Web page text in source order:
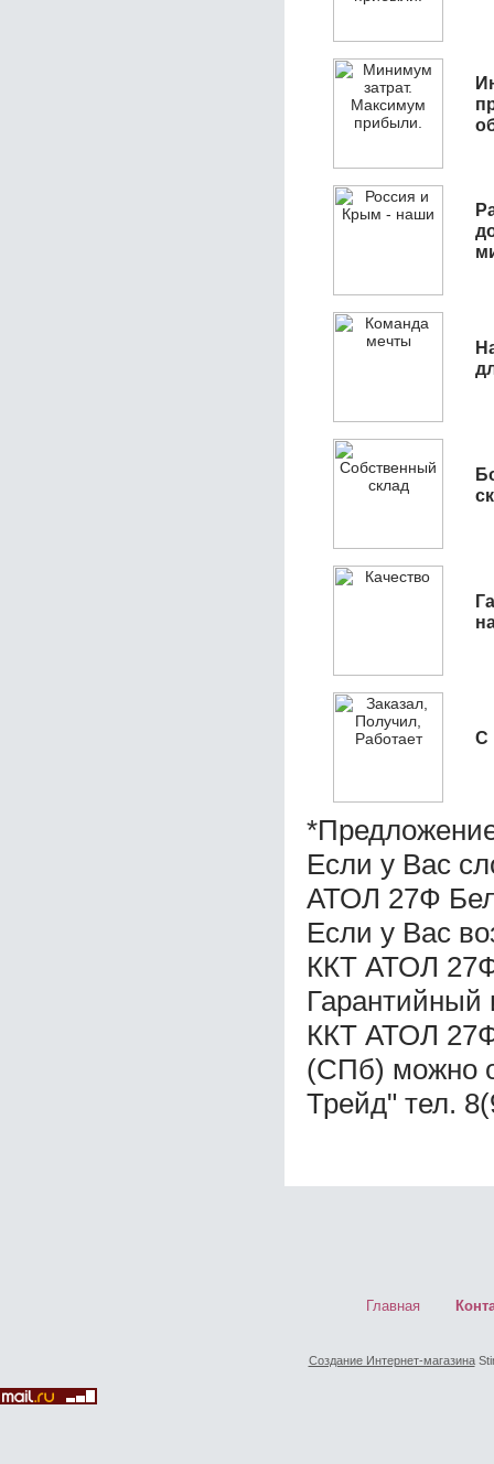
С
Если у Вас
АТОЛ 27Ф
Если у Вас
ККТ АТОЛ
Гарантийный
ККТ АТОЛ
(СПб) можно
Трейд" тел.
Главная
Создание Интернет-магазина